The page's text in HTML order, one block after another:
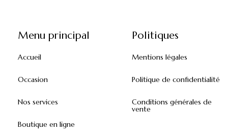
Menu principal
Accueil
Occasion
Nos services
Boutique en ligne
Politiques
Mentions légales
Politique de confidentialité
Conditions générales de
vente